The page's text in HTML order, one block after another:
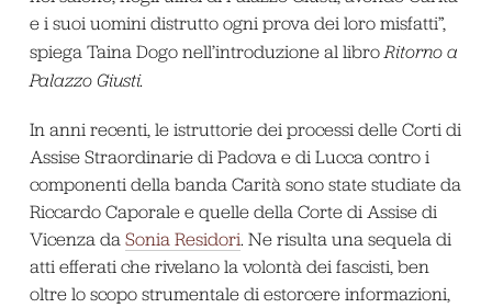
e i suoi uomini distrutto ogni prova dei loro misfatti”,
spiega Taina Dogo nell’introduzione al libro Ritorno a
Palazzo Giusti.
In anni recenti, le istruttorie dei processi delle Corti di
Assise Straordinarie di Padova e di Lucca contro i
componenti della banda Carità sono state studiate da
Riccardo Caporale e quelle della Corte di Assise di
Vicenza da Sonia Residori. Ne risulta una sequela di
atti efferati che rivelano la volontà dei fascisti, ben
oltre lo scopo strumentale di estorcere informazioni,